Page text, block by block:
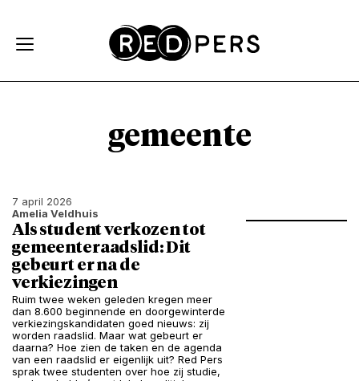
gemeente
7 april 2026
Amelia Veldhuis
Als student verkozen tot
gemeenteraadslid: Dit
gebeurt er na de
verkiezingen
Ruim twee weken geleden kregen meer
dan 8.600 beginnende en doorgewinterde
verkiezingskandidaten goed nieuws: zij
worden raadslid. Maar wat gebeurt er
daarna? Hoe zien de taken en de agenda
van een raadslid er eigenlijk uit? Red Pers
sprak twee studenten over hoe zij studie,